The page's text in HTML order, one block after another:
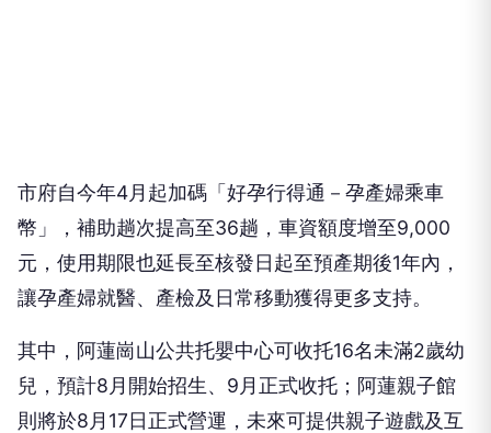
市府自今年4月起加碼「好孕行得通－孕產婦乘車
幣」，補助趟次提高至36趟，車資額度增至9,000
元，使用期限也延長至核發日起至預產期後1年內，
讓孕產婦就醫、產檢及日常移動獲得更多支持。
其中，阿蓮崗山公共托嬰中心可收托16名未滿2歲幼
兒，預計8月開始招生、9月正式收托；阿蓮親子館
則將於8月17日正式營運，未來可提供親子遊戲及互